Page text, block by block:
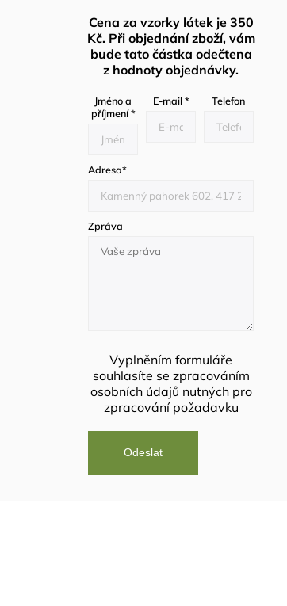
Cena za vzorky látek je 350
Kč. Při objednání zboží, vám
bude tato částka odečtena
z hodnoty objednávky.
Jméno a
příjmení*
E-mail* Telefon
Adresa*
Zpráva
Vyplněním formuláře
souhlasíte se zpracováním
osobních údajů nutných pro
zpracování požadavku